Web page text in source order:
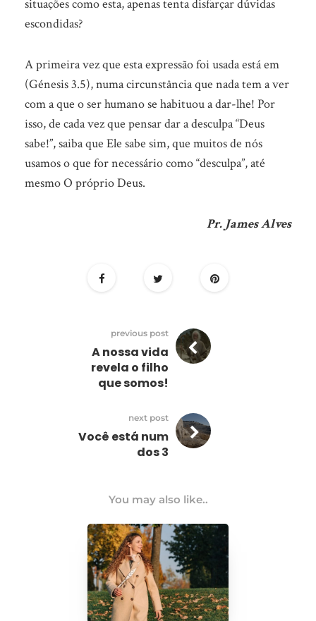
situações como esta, apenas tenta disfarçar dúvidas
escondidas?
A primeira vez que esta expressão foi usada está em
(Génesis 3.5), numa circunstância que nada tem a ver
com a que o ser humano se habituou a dar-lhe! Por
isso, de cada vez que pensar dar a desculpa “Deus
sabe!”, saiba que Ele sabe sim, que muitos de nós
usamos o que for necessário como “desculpa”, até
mesmo O próprio Deus.
Pr. James Alves
previous post
A nossa vida
revela o filho
que somos!
next post
Você está num
dos 3
You may also like..